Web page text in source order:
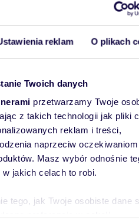
reklam O plikach
Twoich danych
przetwarzamy Twoje
z takich technologii jak pliki
reklam i treści,
naprzeciw oczekiwaniom
Masz wybór odnośnie
jakich celach to robi.
tego, jak Twoje osobiste dane
120m
627